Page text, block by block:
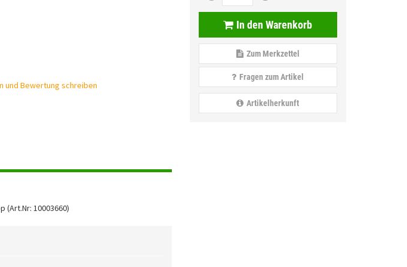
und Bewertung schreiben
In den Warenkorb
Zum Merkzettel
Fragen zum Artikel
Artikelherkunft
(Art.Nr: 10003660)